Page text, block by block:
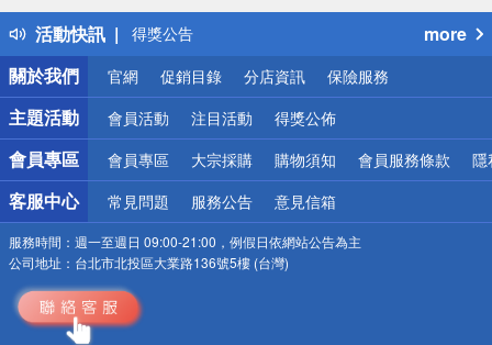
活動快訊
得獎公告
熱門話題
銀行優惠
偏遠地區配送
詐騙網頁！請小心！
more
關於我們
官網 促銷目錄 分店資訊 保險服務
主題活動 會員活動 注目活動 得獎公佈
會員專區 會員專區 大宗採購 購物須知 會員服務條款 隱
客服中心 常見問題 服務公告 意見信箱
服務時間： 週一至週日 09:00-21:00，例假日依網站公告為主
公司地址： 台北市北投區大業路136號5樓 (台灣)